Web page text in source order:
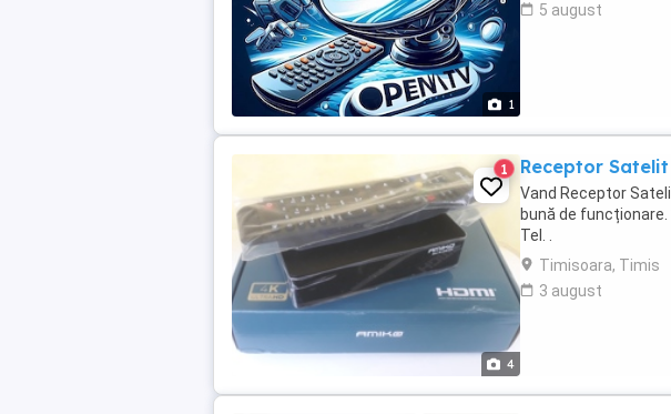
1
5 august
4
1 Receptor
Vand Receptor
bună de
Tel. .
Timisoara, Timis
3 august